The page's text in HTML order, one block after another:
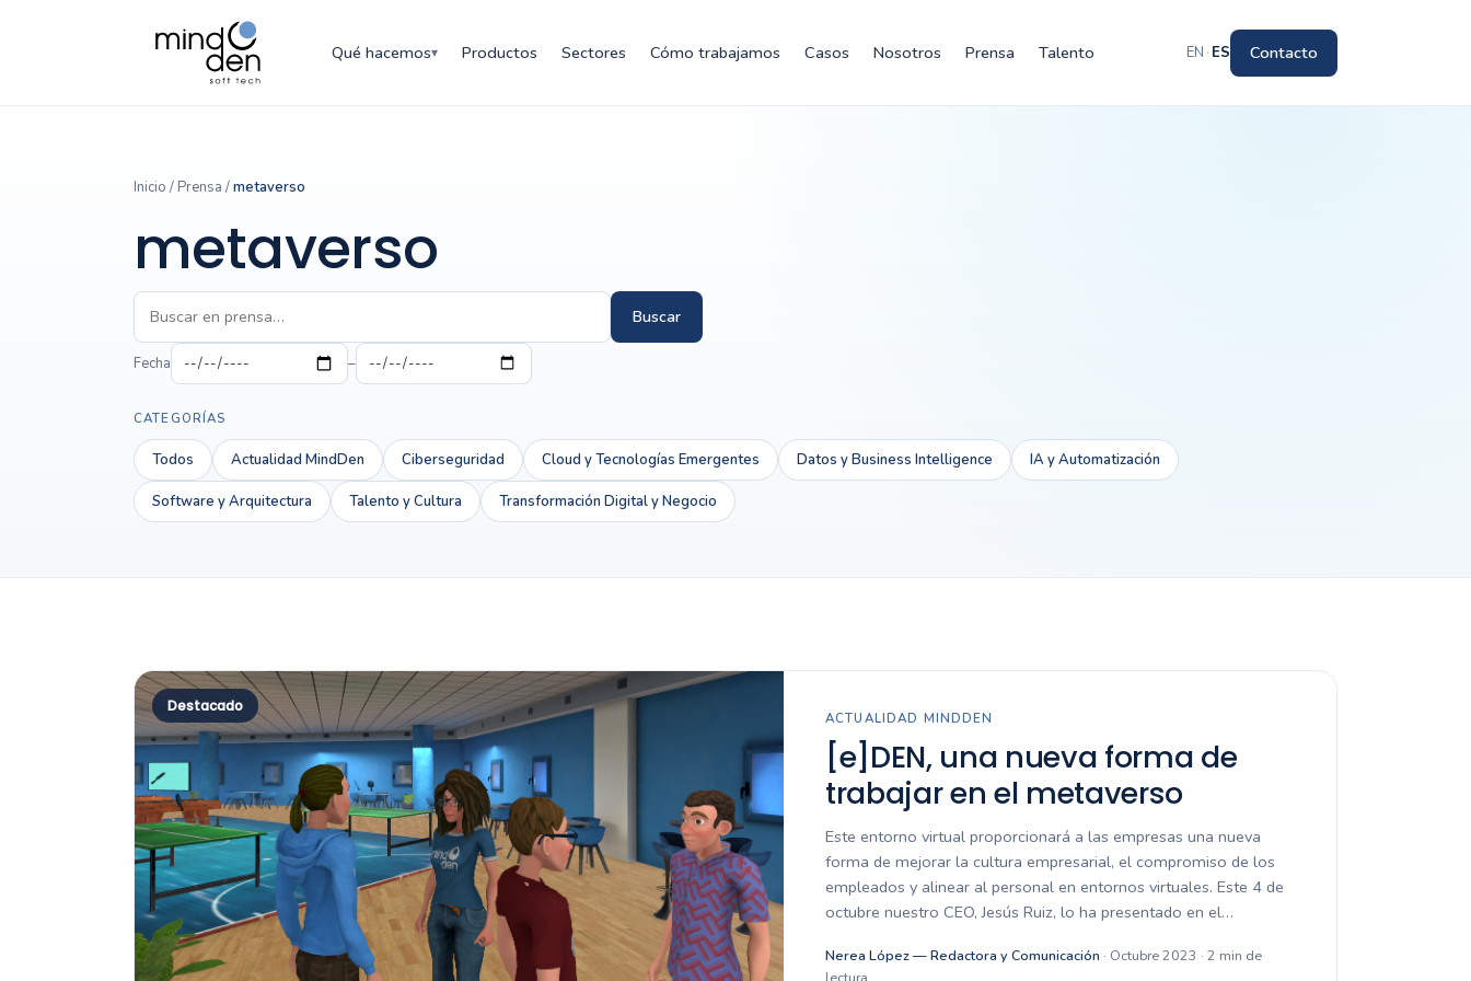
Qué hacemos▾ Productos Sectores Cómo trabajamos Casos Nosotros Prensa Talento EN · ES Contacto
Inicio / Prensa /metaverso
metaverso
Buscar
Fecha –
CATEGORÍAS
Todos Actualidad MindDen Ciberseguridad Cloud y Tecnologías Emergentes Datos y Business Intelligence IA y Automatización
Software y Arquitectura Talento y Cultura Transformación Digital y Negocio
Destacado
ACTUALIDAD MINDDEN
[e]DEN, una nueva forma de
trabajar en el metaverso
Este entorno virtual proporcionará a las empresas una nueva
forma de mejorar la cultura empresarial, el compromiso de los
empleados y alinear al personal en entornos virtuales. Este 4 de
octubre nuestro CEO, Jesús Ruiz, lo ha presentado en el…
Nerea López — Redactora y Comunicación · Octubre 2023 · 2 min de
lectura